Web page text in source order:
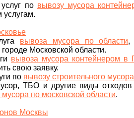
по вывозу мусора
услугам.
вывоза мусора по области,
Московской области.
вывоза мусора контейнером в
свою заявку.
по вывозу строительного
ТБО и другие виды
по московской области.
Москвы